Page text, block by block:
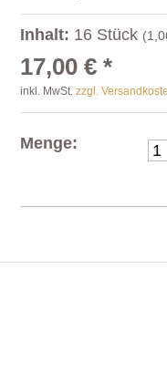
Inhalt: 16 Stück
17,00 € *
inkl. MwSt. zzgl.
Menge: